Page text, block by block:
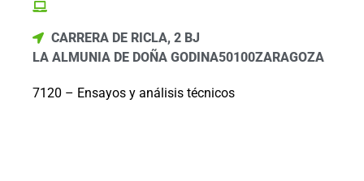
CARRERA DE RICLA, 2 BJ
LA ALMUNIA DE DOÑA GODINA50100ZARAGOZA
7120 – Ensayos y análisis técnicos